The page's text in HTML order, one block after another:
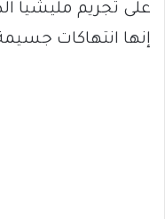
على تجريم مليشيا
إنها انتهاكات